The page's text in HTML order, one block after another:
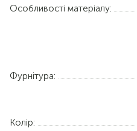
Особливості матеріалу:
Фурнітура:
Колір: